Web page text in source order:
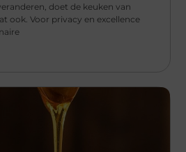
doet de keuken van
ook. Voor privacy en excellence